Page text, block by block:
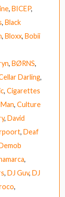
, BICEP,
, Black
, Bloxx, Bobii
, BØRNS,
Darling,
, Cigarettes
, Culture
, David
, Deaf
,
, DJ Guv, DJ
,